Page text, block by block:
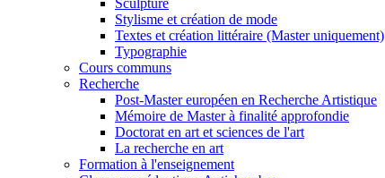
Stylisme et création de mode
Textes et création littéraire (Master uniquement)
Typographie
Cours communs
Recherche
Post-Master européen en Recherche Artistique
Mémoire de Master à finalité approfondie
Doctorat en art et sciences de l'art
La recherche en art
Formation à l'enseignement